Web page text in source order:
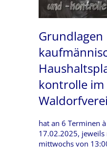
Grundlagen
kontrolle im
hat an 6 Terminen
17.02.2025, jeweils
mittwochs von